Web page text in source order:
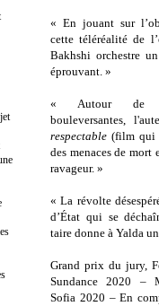
« En jouant sur
cette téléréalité de
Bakhshi orchestre
éprouvant. »
« Autour de
bouleversantes,
respectable (film qui
des menaces de
ravageur. »
« La révolte
d’État qui se
taire donne à Yalda
Grand prix du jury,
Sundance 2020 –
Sofia 2020 – En